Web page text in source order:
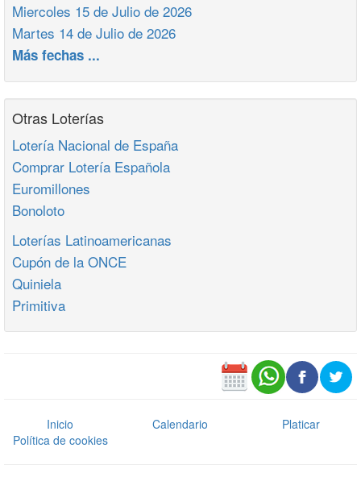
Miercoles 15 de Julio de 2026
Martes 14 de Julio de 2026
Más fechas ...
Otras Loterías
Lotería Nacional de España
Comprar Lotería Española
Euromillones
Bonoloto
Loterías Latinoamericanas
Cupón de la ONCE
Quiniela
Primitiva
Inicio Calendario
Platicar
Política de cookies